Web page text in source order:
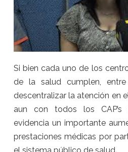
Si bien cada uno de los
de la salud cumplen,
descentralizar la atención en
aun con todos los
evidencia un importante
prestaciones médicas por